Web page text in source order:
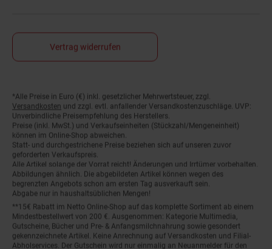
Vertrag widerrufen
Fußnoten
*Alle Preise in Euro (€) inkl. gesetzlicher Mehrwertsteuer, zzgl.
Versandkosten und zzgl. evtl. anfallender Versandkostenzuschläge. UVP:
Unverbindliche Preisempfehlung des Herstellers.
Preise (inkl. MwSt.) und Verkaufseinheiten (Stückzahl/Mengeneinheit)
können im Online-Shop abweichen.
Statt- und durchgestrichene Preise beziehen sich auf unseren zuvor
geforderten Verkaufspreis.
Alle Artikel solange der Vorrat reicht! Änderungen und Irrtümer vorbehalten.
Abbildungen ähnlich. Die abgebildeten Artikel können wegen des
begrenzten Angebots schon am ersten Tag ausverkauft sein.
Abgabe nur in haushaltsüblichen Mengen!
**15€ Rabatt im Netto Online-Shop auf das komplette Sortiment ab einem
Mindestbestellwert von 200 €. Ausgenommen: Kategorie Multimedia,
Gutscheine, Bücher und Pre- & Anfangsmilchnahrung sowie gesondert
gekennzeichnete Artikel. Keine Anrechnung auf Versandkosten und Filial-
Abholservices. Der Gutschein wird nur einmalig an Neuanmelder für den